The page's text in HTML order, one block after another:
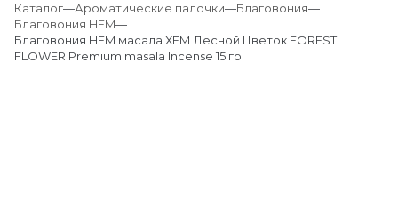
Каталог Ароматические палочки
Благовония
Благовония HEM
Благовония HEM масала ХЕМ Лесной Цветок FOREST
FLOWER Premium masala Incense 15 гр